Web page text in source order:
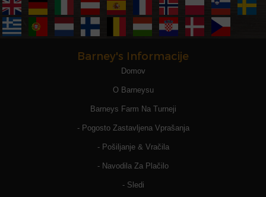
Barney's Informacije
Domov
O Barneysu
Barneys Farm Na Turneji
- Pogosto Zastavljena Vprašanja
- Pošiljanje & Vračila
- Navodila Za Plačilo
- Sledi